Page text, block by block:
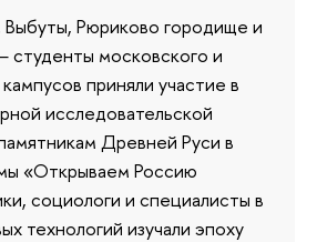
Рюриково городище и
студенты московского и
приняли участие в
исследовательской
Древней Руси в
«Открываем Россию
социологи и специалисты в
технологий изучали эпоху